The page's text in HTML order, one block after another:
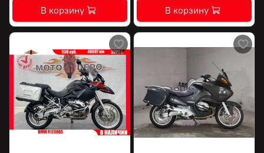
В корзину В корзину